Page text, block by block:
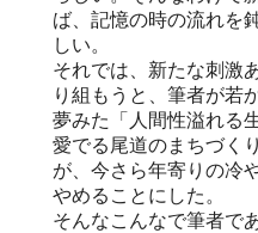
ば、記憶の時の流れを
しい。
それでは、新たな刺激
り組もうと、筆者が若
夢みた「人間性溢れる
愛でる尾道のまちづく
が、今さら年寄りの冷
やめることにした。
そんなこんなで筆者で